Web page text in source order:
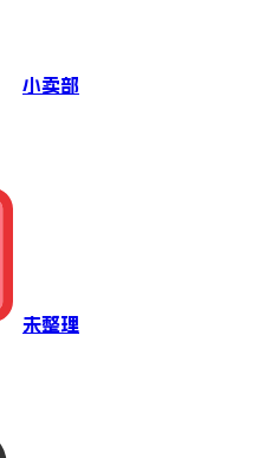
小卖部
未整理